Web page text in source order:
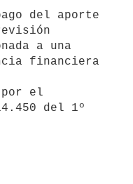
del aporte
a una
financiera
por el
del 1º